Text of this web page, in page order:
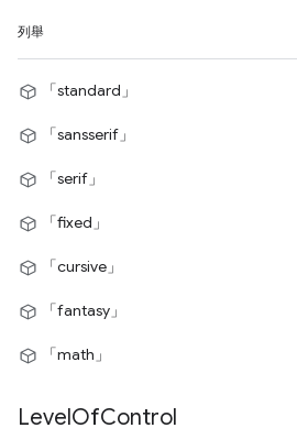
列舉
「standard」
「sansserif」
「serif」
「fixed」
「cursive」
「fantasy」
「math」
LevelOfControl